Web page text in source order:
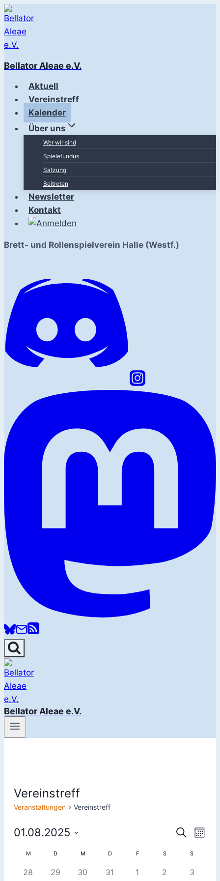
Zum
Inhalt
springen
Bellator Aleae e.V.
Aktuell
Vereinstreff
Kalender
Über uns
Wer wir sind
Spielefundus
Satzung
Beitreten
Newsletter
Kontakt
Brett- und Rollenspielverein Halle (Westf.)
Bellator Aleae e.V.
Vereinstreff
Veranstaltungen Vereinstreff
Veranstaltungen
Suche
und
SucheMonat
01.08.2025
Kalender
M MONTAGDDIENSTAGM MITTWOCH
D DONNERSTAG
FFREITAG SSAMSTAGS
0
28
0
29
0
30
0
31
0
1
0
2
0
3